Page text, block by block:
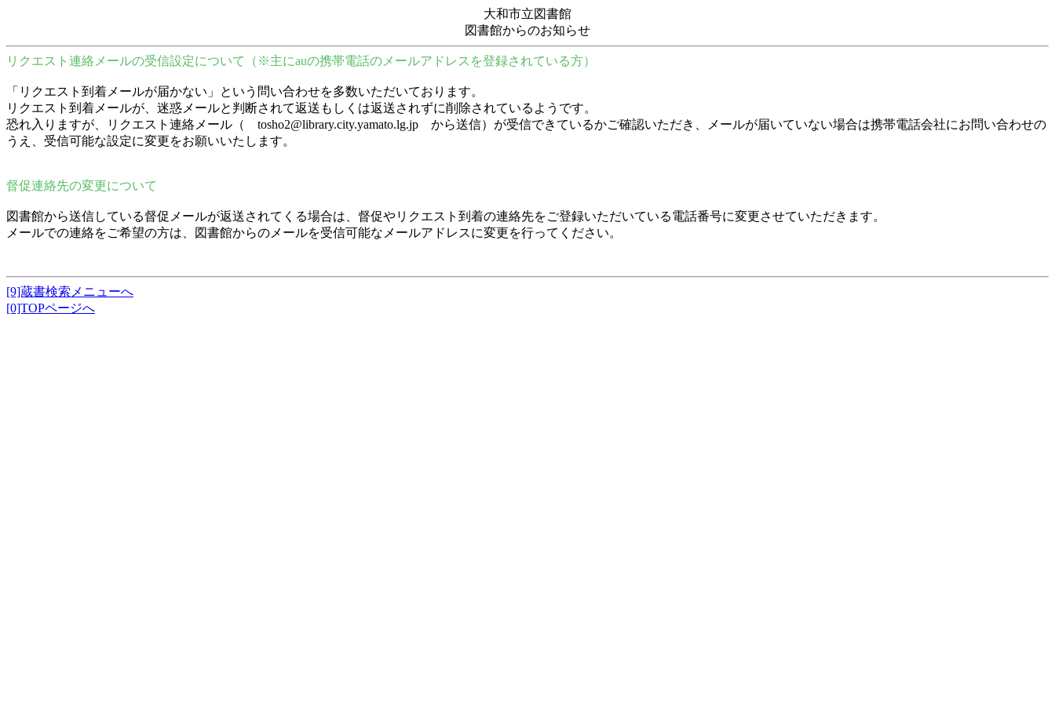
大和市立図書館
図書館からのお知らせ
リクエスト連絡メールの受信設定について（※主にauの携帯電話のメールアドレスを登録されている方）
「リクエスト到着メールが届かない」という問い合わせを多数いただいております。
リクエスト到着メールが、迷惑メールと判断されて返送もしくは返送されずに削除されているようです。
恐れ入りますが、リクエスト連絡メール（ tosho2@library.city.yamato.lg.jp から送信）が受信できているかご確認いただき、メールが届いていない場合は携帯電話会社にお問い合わせの
うえ、受信可能な設定に変更をお願いいたします。
督促連絡先の変更について
図書館から送信している督促メールが返送されてくる場合は、督促やリクエスト到着の連絡先をご登録いただいている電話番号に変更させていただきます。
メールでの連絡をご希望の方は、図書館からのメールを受信可能なメールアドレスに変更を行ってください。
[9]蔵書検索メニューへ
[0]TOPページへ